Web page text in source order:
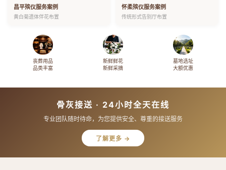
昌平殡仪服务案例
黄白菊遗体伴花布置
怀柔殡仪服务案例
传统形式告别厅布置
丧葬用品
品类丰富
新鲜鲜花
新鲜采摘
墓地选址
大额优惠
骨灰接送 · 24小时全天在线
专业团队随时待命，为您提供安全、尊重的接送服务
了解更多 →